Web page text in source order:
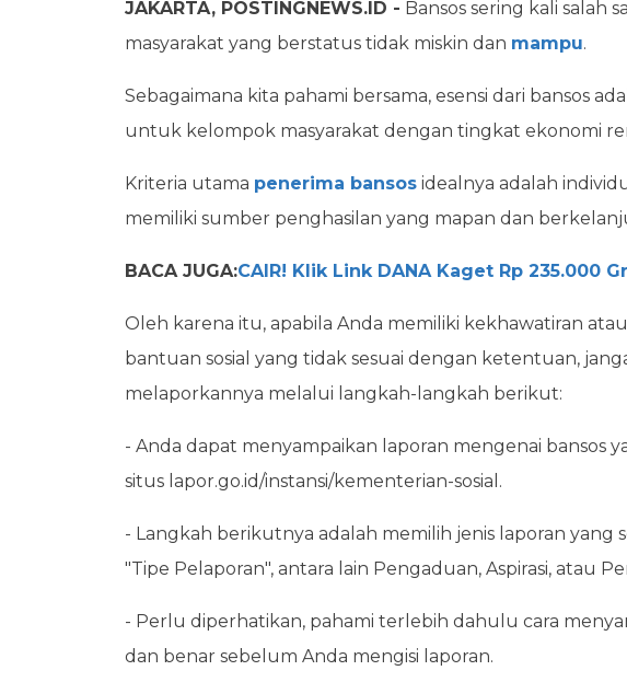
JAKARTA, POSTINGNEWS.ID - Bansos sering kali salah
masyarakat yang berstatus tidak miskin dan mampu.
Sebagaimana kita pahami bersama, esensi dari bansos
untuk kelompok masyarakat dengan tingkat ekonomi
Kriteria utama penerima bansos idealnya adalah
memiliki sumber penghasilan yang mapan dan
BACA JUGA:CAIR! Klik Link DANA Kaget Rp 235.000
Oleh karena itu, apabila Anda memiliki kekhawatiran
bantuan sosial yang tidak sesuai dengan ketentuan,
melaporkannya melalui langkah-langkah berikut:
- Anda dapat menyampaikan laporan mengenai bansos
situs lapor.go.id/instansi/kementerian-sosial.
- Langkah berikutnya adalah memilih jenis laporan yang
"Tipe Pelaporan", antara lain Pengaduan, Aspirasi, atau
- Perlu diperhatikan, pahami terlebih dahulu cara
dan benar sebelum Anda mengisi laporan.